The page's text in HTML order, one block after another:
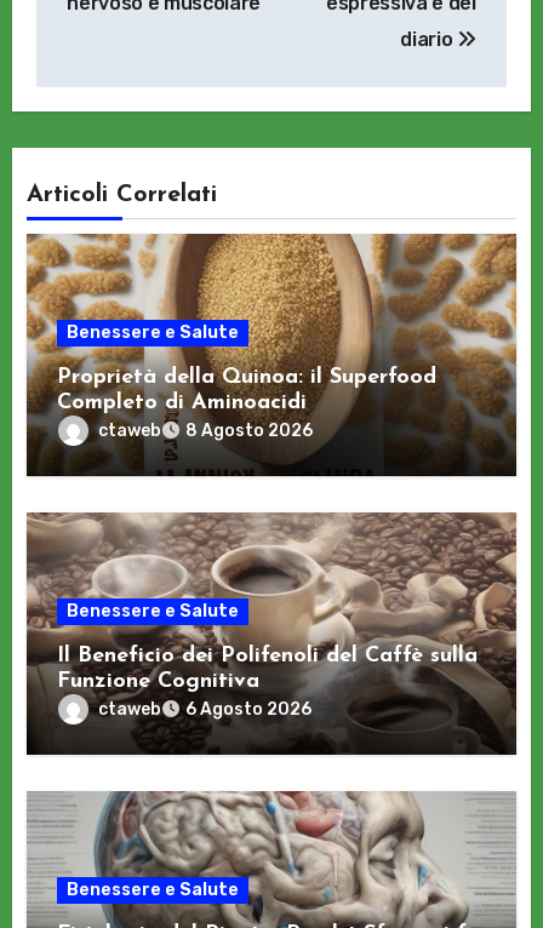
diario
Articoli Correlati
Benessere e Salute
Proprietà della Quinoa: il Superfood
Completo di Aminoacidi
ctaweb 8 Agosto 2026
Benessere e Salute
Il Beneficio dei Polifenoli del Caffè sulla
Funzione Cognitiva
ctaweb 6 Agosto 2026
Benessere e Salute